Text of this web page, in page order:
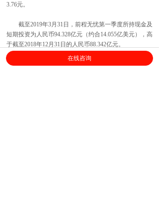
3.76元。
截至2019年3月31日，前程无忧第一季度所持现金及
短期投资为人民币94.328亿元（约合14.055亿美元），高
于截至2018年12月31日的人民币88.342亿元。
业绩展望：
在线咨询